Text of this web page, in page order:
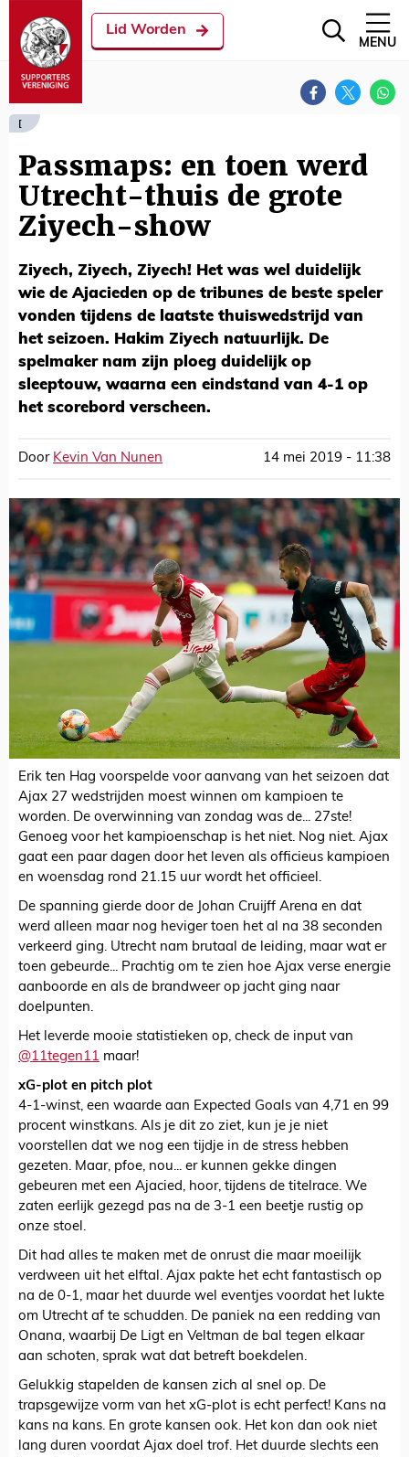
Lid Worden
MENU
[
Passmaps: en toen werd
Utrecht-thuis de grote
Ziyech-show
Ziyech, Ziyech, Ziyech! Het was wel duidelijk
wie de Ajacieden op de tribunes de beste speler
vonden tijdens de laatste thuiswedstrijd van
het seizoen. Hakim Ziyech natuurlijk. De
spelmaker nam zijn ploeg duidelijk op
sleeptouw, waarna een eindstand van 4-1 op
het scorebord verscheen.
Door Kevin Van Nunen 14 mei 2019 - 11:38
Erik ten Hag voorspelde voor aanvang van het seizoen dat
Ajax 27 wedstrijden moest winnen om kampioen te
worden. De overwinning van zondag was de... 27ste!
Genoeg voor het kampioenschap is het niet. Nog niet. Ajax
gaat een paar dagen door het leven als officieus kampioen
en woensdag rond 21.15 uur wordt het officieel.
De spanning gierde door de Johan Cruijff Arena en dat
werd alleen maar nog heviger toen het al na 38 seconden
verkeerd ging. Utrecht nam brutaal de leiding, maar wat er
toen gebeurde... Prachtig om te zien hoe Ajax verse energie
aanboorde en als de brandweer op jacht ging naar
doelpunten.
Het leverde mooie statistieken op, check de input van
@11tegen11 maar!
xG-plot en pitch plot
4-1-winst, een waarde aan Expected Goals van 4,71 en 99
procent winstkans. Als je dit zo ziet, kun je je niet
voorstellen dat we nog een tijdje in de stress hebben
gezeten. Maar, pfoe, nou... er kunnen gekke dingen
gebeuren met een Ajacied, hoor, tijdens de titelrace. We
zaten eerlijk gezegd pas na de 3-1 een beetje rustig op
onze stoel.
Dit had alles te maken met de onrust die maar moeilijk
verdween uit het elftal. Ajax pakte het echt fantastisch op
na de 0-1, maar het duurde wel eventjes voordat het lukte
om Utrecht af te schudden. De paniek na een redding van
Onana, waarbij De Ligt en Veltman de bal tegen elkaar
aan schoten, sprak wat dat betreft boekdelen.
Gelukkig stapelden de kansen zich al snel op. De
trapsgewijze vorm van het xG-plot is echt perfect! Kans na
kans na kans. En grote kansen ook. Het kon dan ook niet
lang duren voordat Ajax doel trof. Het duurde slechts een